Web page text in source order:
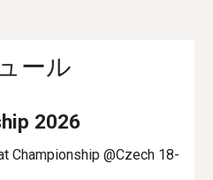
ール
2026
Championship @Czech 18-